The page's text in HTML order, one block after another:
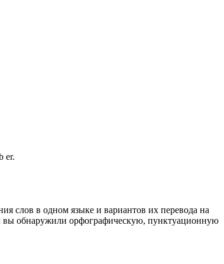
er.
слов в одном языке и вариантов их перевода на
вы обнаружили орфографическую, пунктуационную